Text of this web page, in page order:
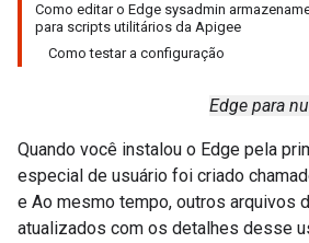
Como editar o Edge sysadmin
para scripts utilitários da Apigee
Como testar a configuração
Edge para
Quando você instalou o Edge pela
especial de usuário foi criado
e Ao mesmo tempo, outros arquivos
atualizados com os detalhes desse